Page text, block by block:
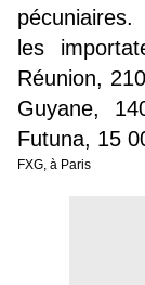
les
Réunion,
Guyane,
Futuna, 15
FXG, à Paris